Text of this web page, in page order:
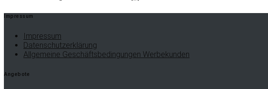
Impressum
Impressum
Datenschutzerklärung
Allgemeine Geschäftsbedingungen Werbekunden
Angebote